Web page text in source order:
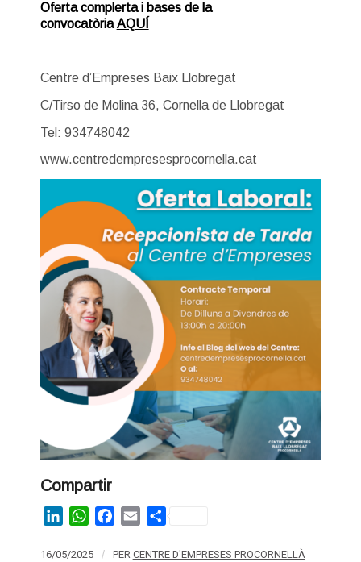
Oferta complerta i bases de la
convocatòriaAQUÍ
Centre d’Empreses Baix Llobregat
C/Tirso de Molina 36, Cornella de Llobregat
Tel: 934748042
www.centredempresesprocornella.cat
Compartir
LinkedInWhatsAppFacebook
EmailShare
16/05/2025 / PER CENTRE D'EMPRESES PROCORNELLÀ